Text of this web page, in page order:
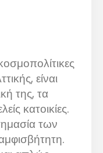
είναι
της, τα
κατοικίες.
των